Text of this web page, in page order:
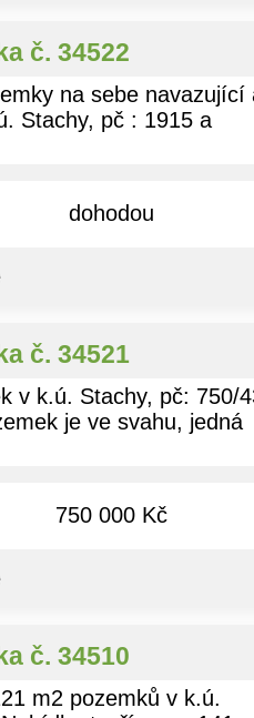
č. 34522
na sebe navazující
Stachy, pč : 1915 a
dohodou
č. 34521
v k.ú. Stachy, pč: 750/
je ve svahu, jedná
750 000 Kč
č. 34510
m2 pozemků v k.ú.